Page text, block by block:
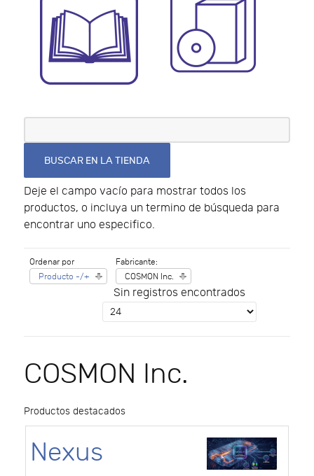
Deje el campo vacío para mostrar todos los
productos, o incluya un termino de búsqueda para
encontrar uno especifico.
Ordenar por
Producto -/+
Fabricante:
COSMON Inc.
Sin registros encontrados
COSMON Inc.
Productos destacados
Nexus